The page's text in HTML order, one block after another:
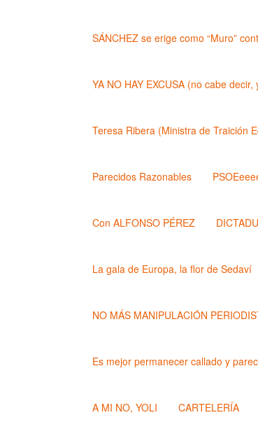
SÁNCHEZ se erige como “Muro”
YA NO HAY EXCUSA (no cabe
Teresa Ribera (Ministra de Traición
Parecidos Razonables
Con ALFONSO PÉREZ
La gala de Europa, la flor de Sedaví
NO MÁS MANIPULACIÓN
Es mejor permanecer callado y
A MI NO, YOLI CARTELERÍA